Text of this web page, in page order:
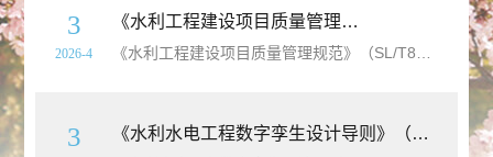
3
2026-4
《水利工程建设项目质量管理规范》（SL/T865-2026）【全文附高清无水印PDF+
3 《水利水电工程数字孪生设计导则》（SL/T847-2025）【全文附高清无水印PDF+